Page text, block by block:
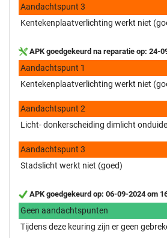
Aandachtspunt 3
Kentekenplaatverlichting werkt niet
APK goedgekeurd na reparatie op: 24-
Aandachtspunt 1
Kentekenplaatverlichting werkt niet
Aandachtspunt 2
Licht- donkerscheiding dimlicht
Aandachtspunt 3
Stadslicht werkt niet (goed)
APK goedgekeurd op: 06-09-2024 om
Geen aandachtspunten
Tijdens deze keuring zijn er geen